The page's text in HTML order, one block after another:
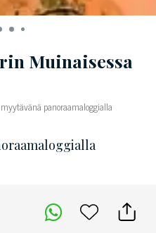
Muinaisessa
panoraamaloggialla